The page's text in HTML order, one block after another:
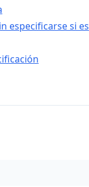
especificarse si es